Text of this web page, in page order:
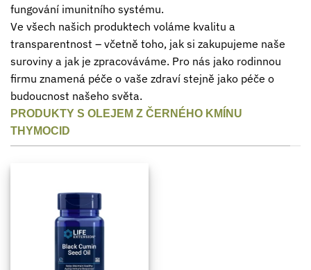
fungování imunitního systému.
Ve všech našich produktech voláme kvalitu a
transparentnost – včetně toho, jak si zakupujeme naše
suroviny a jak je zpracováváme. Pro nás jako rodinnou
firmu znamená péče o vaše zdraví stejně jako péče o
budoucnost našeho světa.
PRODUKTY S OLEJEM Z ČERNÉHO KMÍNU
THYMOCID